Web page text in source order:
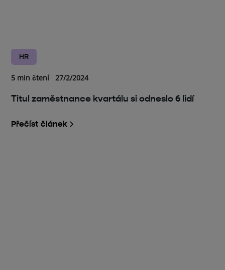
HR
5 min čtení 27/2/2024
Titul zaměstnance kvartálu si odneslo 6 lidí
Přečíst článek